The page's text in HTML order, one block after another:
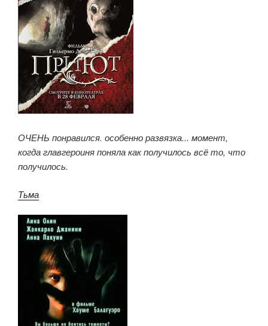
ОЧЕНЬ понравился. особенно развязка... момент,
когда главгероиня поняла как получилось всё то, что
получилось.
Тьма